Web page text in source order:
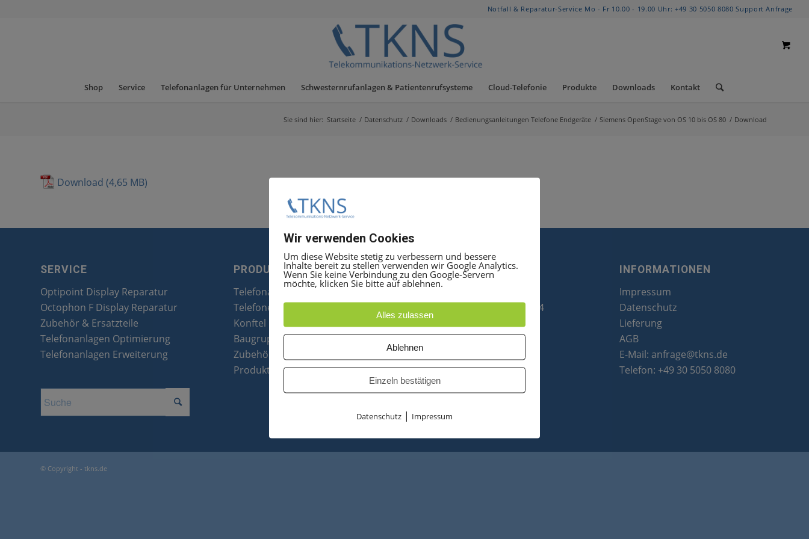
Notfall & Reparatur-Service Mo - Fr 10.00 - 19.00 Uhr: +49 30 5050 8080 Support Anfrage
Shop Service Telefonanlagen für Unternehmen Schwesternrufanlagen & Patientenrufsysteme Cloud-Telefonie Produkte Downloads Kontakt
Sie sind hier: Startseite / Datenschutz / Downloads / Bedienungsanleitungen Telefone Endgeräte / Siemens OpenStage von OS 10 bis OS 80 / Download
Download
SERVICE
Optipoint Display Reparatur
Octophon F Display Reparatur
Zubehör & Ersatzteile
Telefonanlagen Optimierung
Telefonanlagen Erweiterung
PRODUKTE
Telefonanlagen
Telefone
Konftel Konferenztelefone
Baugruppen
Zubehör & Ersatzteile
Produktzusammenfassung
PARTNER
Telefonanlagen Service 24
Octopus F
Starke Power
Entrümplungsservice
INFORMATIONEN
Impressum
Datenschutz
Lieferung
AGB
E-Mail: anfrage@tkns.de
Telefon: +49 30 5050 8080
© Copyright - tkns.de
Wir verwenden Cookies
Um diese Website stetig zu verbessern und bessere
Inhalte bereit zu stellen verwenden wir Google Analytics.
Wenn Sie keine Verbindung zu den Google-Servern
möchte, klicken Sie bitte auf ablehnen.
Alles zulassen
Ablehnen
Einzeln bestätigen
Datenschutz | Impressum